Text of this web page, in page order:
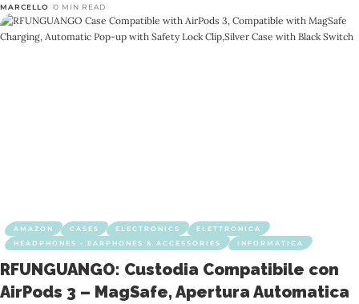
MARCELLO 0 MIN READ
AMAZON CASES ELECTRONICS
ELETTRONICA
HEADPHONES - EARPHONES & ACCESSORIES
INFORMATICA
RFUNGUANGO: Custodia Compatibile con
AirPods 3 – MagSafe, Apertura Automatica